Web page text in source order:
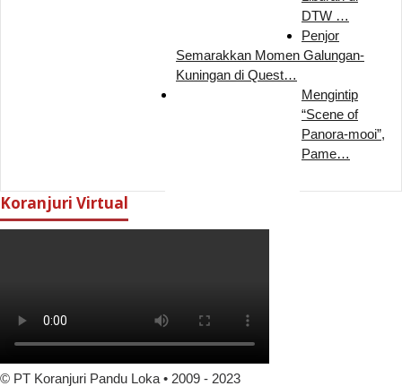
DTW …
Penjor
Semarakkan Momen Galungan-
Kuningan di Quest…
Mengintip
“Scene of
Panora-mooi”,
Pame…
Koranjuri Virtual
© PT Koranjuri Pandu Loka • 2009 - 2023